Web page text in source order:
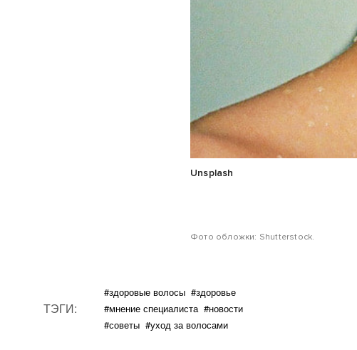
Unsplash
Фото обложки: Shutterstock.
ТЭГИ:
#здоровые волосы #здоровье
#мнение специалиста #новости
#советы #уход за волосами